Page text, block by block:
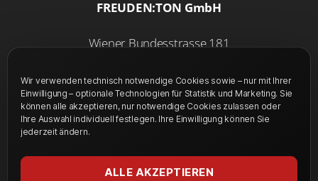
Wir verwenden technisch notwendige Cookies sowie – nur mit Ihrer
Einwilligung – optionale Technologien für Statistik und Marketing. Sie
können alle akzeptieren, nur notwendige Cookies zulassen oder
Ihre Auswahl individuell festlegen. Ihre Einwilligung können Sie
jederzeit ändern.
ALLE AKZEPTIEREN
FREUDEN:TON GmbH
Wiener Bundesstrasse 181
Home
Kontakt
AGB